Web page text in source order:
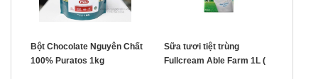
Bột Chocolate Nguyên Chất
100% Puratos 1kg
Sữa tươi tiệt trùng
Fullcream Able Farm 1L (